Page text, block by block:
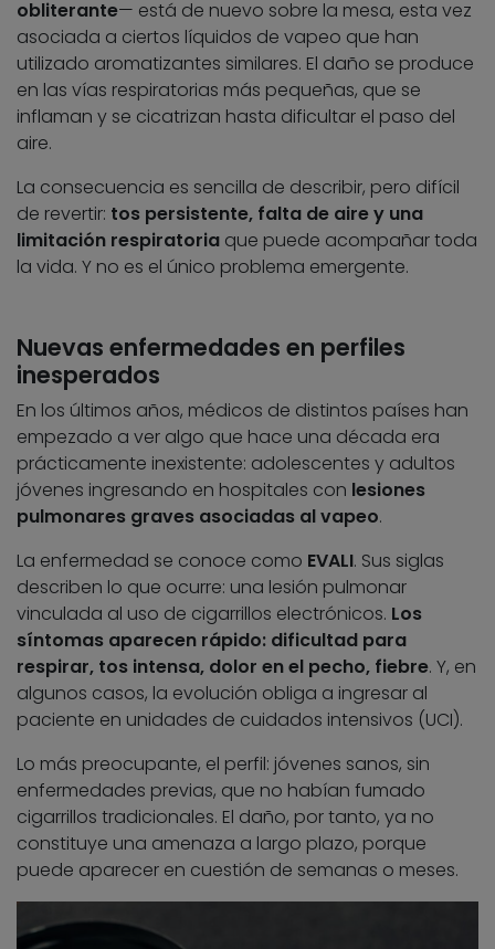
obliterante— está de nuevo sobre la mesa, esta vez
asociada a ciertos líquidos de vapeo que han
utilizado aromatizantes similares. El daño se produce
en las vías respiratorias más pequeñas, que se
inflaman y se cicatrizan hasta dificultar el paso del
aire.
La consecuencia es sencilla de describir, pero difícil
de revertir: tos persistente, falta de aire y una
limitación respiratoria que puede acompañar toda
la vida. Y no es el único problema emergente.
Nuevas enfermedades en perfiles
inesperados
En los últimos años, médicos de distintos países han
empezado a ver algo que hace una década era
prácticamente inexistente: adolescentes y adultos
jóvenes ingresando en hospitales con lesiones
pulmonares graves asociadas al vapeo.
La enfermedad se conoce como EVALI. Sus siglas
describen lo que ocurre: una lesión pulmonar
vinculada al uso de cigarrillos electrónicos. Los
síntomas aparecen rápido: dificultad para
respirar, tos intensa, dolor en el pecho, fiebre. Y, en
algunos casos, la evolución obliga a ingresar al
paciente en unidades de cuidados intensivos (UCI).
Lo más preocupante, el perfil: jóvenes sanos, sin
enfermedades previas, que no habían fumado
cigarrillos tradicionales. El daño, por tanto, ya no
constituye una amenaza a largo plazo, porque
puede aparecer en cuestión de semanas o meses.